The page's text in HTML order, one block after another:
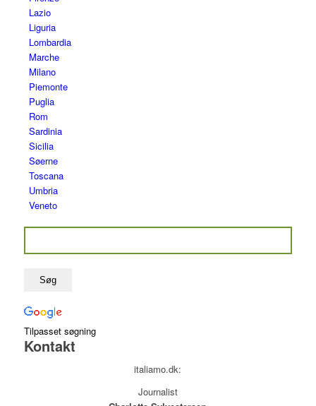
Lazio
Liguria
Lombardia
Marche
Milano
Piemonte
Puglia
Rom
Sardinia
Sicilia
Søerne
Toscana
Umbria
Veneto
Tilpasset søgning
Kontakt
italiamo.dk:
Journalist